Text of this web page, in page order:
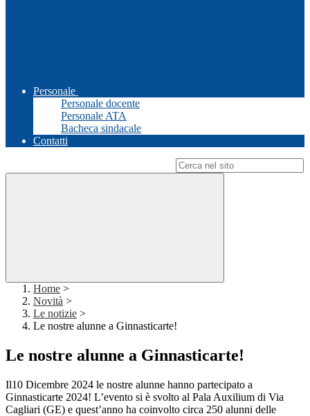
Personale
Personale docente
Personale ATA
Bacheca sindacale
Contatti
Home >
Novità >
Le notizie >
Le nostre alunne a Ginnasticarte!
Le nostre alunne a Ginnasticarte!
Il10 Dicembre 2024 le nostre alunne hanno partecipato a
Ginnasticarte 2024! L’evento si è svolto al Pala Auxilium di Via
Cagliari (GE) e quest’anno ha coinvolto circa 250 alunni delle